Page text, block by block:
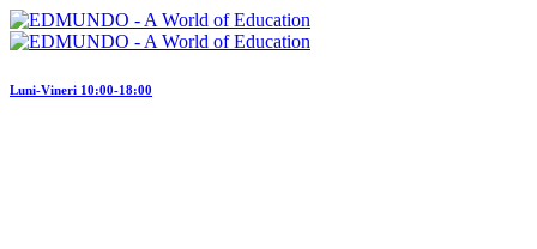
Luni-Vineri 10:00-18:00